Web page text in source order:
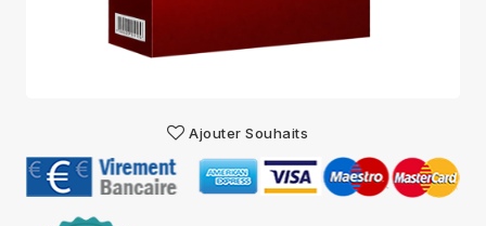
Ajouter Souhaits